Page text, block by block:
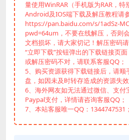
量使用WinRAR（手机版为RAR，特
Android及IOS端下载及解压教程请
https://pan.baidu.com/s/1adSz-
pwd=64um，不要在线解压，否则
文档损坏，请大家切记！解压密码
“立即下载”按钮弹出的下载链接页
或解压密码不对，请联系客服QQ；
5、购买资源获得下载链接后，请顺
盘，如因未及时转存造成的资源失
6、海外网友如无法通过微信、支付
Paypal支付，详情请咨询客服QQ；
7、本站客服唯一QQ：1344747531；